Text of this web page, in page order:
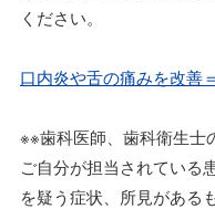
ください。
口内炎や舌の痛みを改善
※※歯科医師、歯科衛生士
ご自分が担当されている
を疑う症状、所見がある